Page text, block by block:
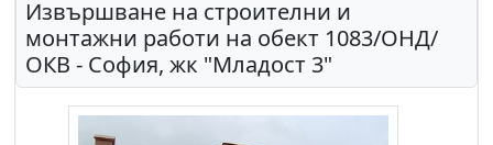
Извършване на строителни и
монтажни работи на обект 1083/ОНД/
ОКВ - София, жк "Младост 3"